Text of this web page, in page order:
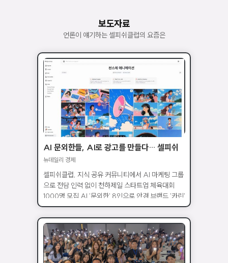
보도자료
언론이 얘기하는 셀피쉬클럽의 요즘은
AI 문외한들, AI로 광고를 만들다… 셀피쉬
클럽, AI 마케팅 실무진 양성소로
뉴데일리 경제
셀피쉬클럽, 지식 공유 커뮤니티에서 AI 마케팅 그룹
으로 전담 인력 없이 천하제일 스타트업 체육대회
1000명 모집 AI '문외한' 8인으로 안경 브랜드 '카린'
AI 광고 작업물 내놔